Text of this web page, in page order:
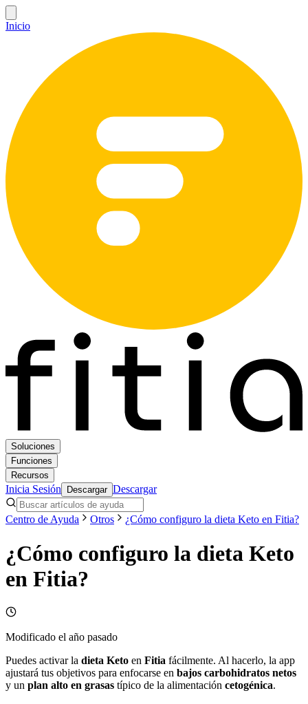
Inicio
Soluciones
Funciones
Recursos
Inicia Sesión Descargar Descargar
Centro de Ayuda Otros ¿Cómo configuro la dieta Keto en Fitia?
¿Cómo configuro la dieta Keto
en Fitia?
Modificado el año pasado
Puedes activar la dieta Keto en Fitia fácilmente. Al hacerlo, la app
ajustará tus objetivos para enfocarse en bajos carbohidratos netos
y un plan alto en grasas típico de la alimentación cetogénica.